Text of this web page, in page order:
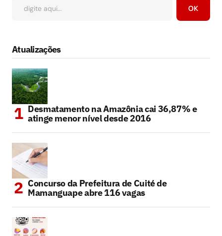
OK
Atualizações
Desmatamento na Amazônia cai 36,87% e
atinge menor nível desde 2016
Concurso da Prefeitura de Cuité de
Mamanguape abre 116 vagas